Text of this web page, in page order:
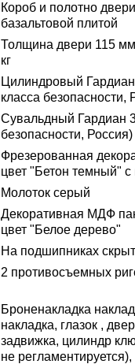
Короб и полотно
базальтовой плитой
Толщина двери 115
кг
Цилиндровый
класса безопасности,
Сувальдный Гардиан
безопасности, Россия)
Фрезерованная
цвет "Бетон темный"
Молоток серый
Декоративная МДФ
цвет "Белое дерево"
На подшипниках
2 противосъемных
Броненакладка
накладка, глазок ,
задвижка, цилиндр
не